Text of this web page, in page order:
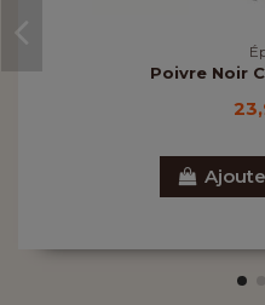
Poivre Noir